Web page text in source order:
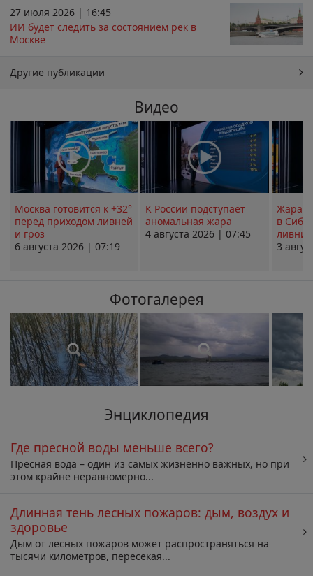
27 июля 2026 | 16:45
ИИ будет следить за состоянием рек в
Москве
Другие публикации
Видео
Москва готовится к +32°
перед приходом ливней
и гроз
6 августа 2026 | 07:19
К России подступает
аномальная жара
4 августа 2026 | 07:45
Жара в
в
ливни
3
Фотогалерея
Энциклопедия
Где пресной воды меньше всего?
Пресная вода – один из самых жизненно важных, но при
этом крайне неравномерно...
Длинная тень лесных пожаров: дым, воздух и
здоровье
Дым от лесных пожаров может распространяться на
тысячи километров, пересекая...